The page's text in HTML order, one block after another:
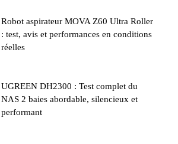
Robot aspirateur MOVA Z60 Ultra Roller
: test, avis et performances en conditions
réelles
UGREEN DH2300 : Test complet du
NAS 2 baies abordable, silencieux et
performant